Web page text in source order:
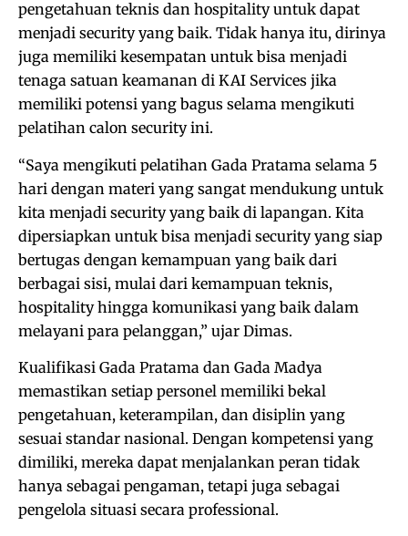
pengetahuan teknis dan hospitality untuk dapat
menjadi security yang baik. Tidak hanya itu, dirinya
juga memiliki kesempatan untuk bisa menjadi
tenaga satuan keamanan di KAI Services jika
memiliki potensi yang bagus selama mengikuti
pelatihan calon security ini.
“Saya mengikuti pelatihan Gada Pratama selama 5
hari dengan materi yang sangat mendukung untuk
kita menjadi security yang baik di lapangan. Kita
dipersiapkan untuk bisa menjadi security yang siap
bertugas dengan kemampuan yang baik dari
berbagai sisi, mulai dari kemampuan teknis,
hospitality hingga komunikasi yang baik dalam
melayani para pelanggan,” ujar Dimas.
Kualifikasi Gada Pratama dan Gada Madya
memastikan setiap personel memiliki bekal
pengetahuan, keterampilan, dan disiplin yang
sesuai standar nasional. Dengan kompetensi yang
dimiliki, mereka dapat menjalankan peran tidak
hanya sebagai pengaman, tetapi juga sebagai
pengelola situasi secara professional.